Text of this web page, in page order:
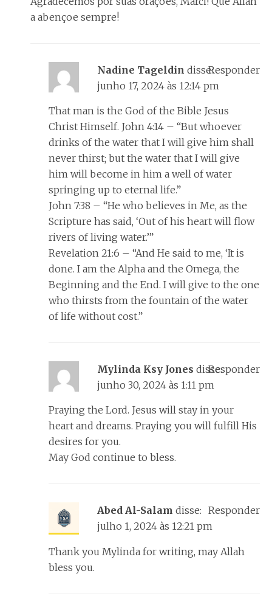
a abençoe sempre!
Nadine Tageldin disse:
junho 17, 2024 às 12:14 pm
That man is the God of the Bible Jesus
Christ Himself. John 4:14 – “But whoever
drinks of the water that I will give him shall
never thirst; but the water that I will give
him will become in him a well of water
springing up to eternal life.”
John 7:38 – “He who believes in Me, as the
Scripture has said, ‘Out of his heart will flow
rivers of living water.’”
Revelation 21:6 – “And He said to me, ‘It is
done. I am the Alpha and the Omega, the
Beginning and the End. I will give to the one
who thirsts from the fountain of the water
of life without cost.”
Responder
Mylinda Ksy Jones disse:
junho 30, 2024 às 1:11 pm
Praying the Lord. Jesus will stay in your
heart and dreams. Praying you will fulfill His
desires for you.
May God continue to bless.
Responder
Abed Al-Salam disse:
julho 1, 2024 às 12:21 pm
Thank you Mylinda for writing, may Allah
bless you.
Responder